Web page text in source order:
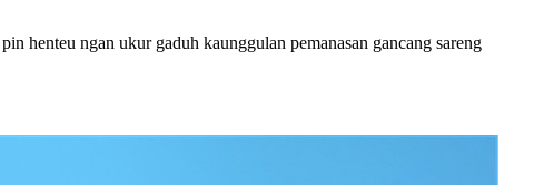
henteu ngan ukur gaduh kaunggulan pemanasan gancang sareng